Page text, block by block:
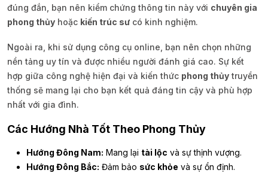
đúng đắn, bạn nên kiểm chứng thông tin này với chuyên gia
phong thủy hoặc kiến trúc sư có kinh nghiệm.
Ngoài ra, khi sử dụng công cụ online, bạn nên chọn những
nền tảng uy tín và được nhiều người đánh giá cao. Sự kết
hợp giữa công nghệ hiện đại và kiến thức phong thủy truyền
thống sẽ mang lại cho bạn kết quả đáng tin cậy và phù hợp
nhất với gia đình.
Các Hướng Nhà Tốt Theo Phong Thủy
Hướng Đông Nam: Mang lại tài lộc và sự thịnh vượng.
Hướng Đông Bắc: Đảm bảo sức khỏe và sự ổn định.